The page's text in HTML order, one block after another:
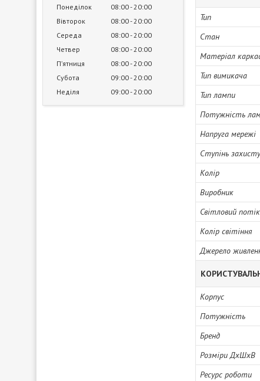
Понеділок 08:00 20:00
Вівторок
08:00 20:00
Середа
08:00 20:00
Четвер
08:00 20:00
Пʼятниця
08:00 20:00
Субота
09:00 20:00
Неділя
09:00 20:00
Тип
Стан
Матеріал
Тип вимикача
Тип лампи
Потужність
Напруга мережі
Ступінь
Колір
Виробник
Світловий потік
Колір світіння
Джерело
Корпус
Потужність
Бренд
Розміри ДхШхВ
Ресурс роботи